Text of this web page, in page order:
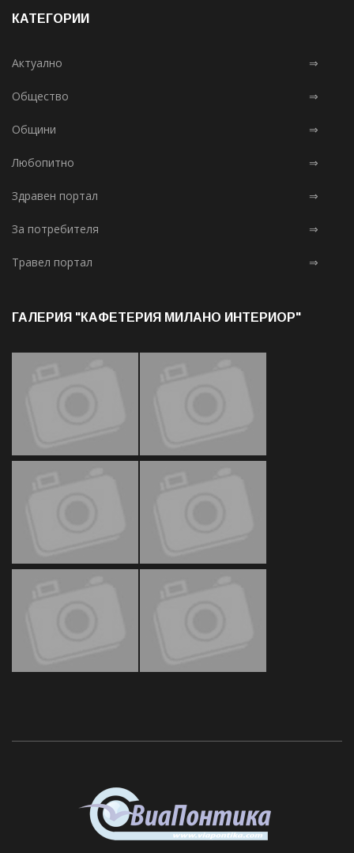
КАТЕГОРИИ
Актуално ⇒
Общество ⇒
Общини ⇒
Любопитно ⇒
Здравен портал ⇒
За потребителя ⇒
Травел портал ⇒
ГАЛЕРИЯ "КАФЕТЕРИЯ МИЛАНО ИНТЕРИОР"